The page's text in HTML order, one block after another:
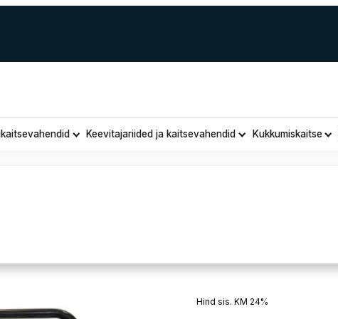
Keevitajariided ja kaitsevahendid Kukkumiskaitse
Hind sis. KM 24%